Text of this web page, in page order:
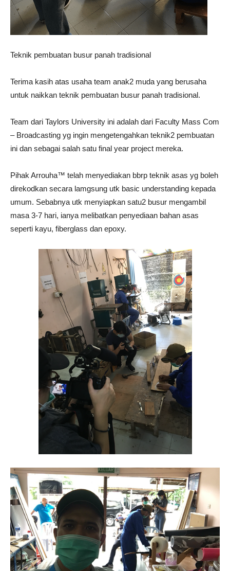
Teknik pembuatan busur panah tradisional
Terima kasih atas usaha team anak2 muda yang berusaha
untuk naikkan teknik pembuatan busur panah tradisional.
Team dari Taylors University ini adalah dari Faculty Mass Com
– Broadcasting yg ingin mengetengahkan teknik2 pembuatan
ini dan sebagai salah satu final year project mereka.
Pihak Arrouha™ telah menyediakan bbrp teknik asas yg boleh
direkodkan secara lamgsung utk basic understanding kepada
umum. Sebabnya utk menyiapkan satu2 busur mengambil
masa 3-7 hari, ianya melibatkan penyediaan bahan asas
seperti kayu, fiberglass dan epoxy.